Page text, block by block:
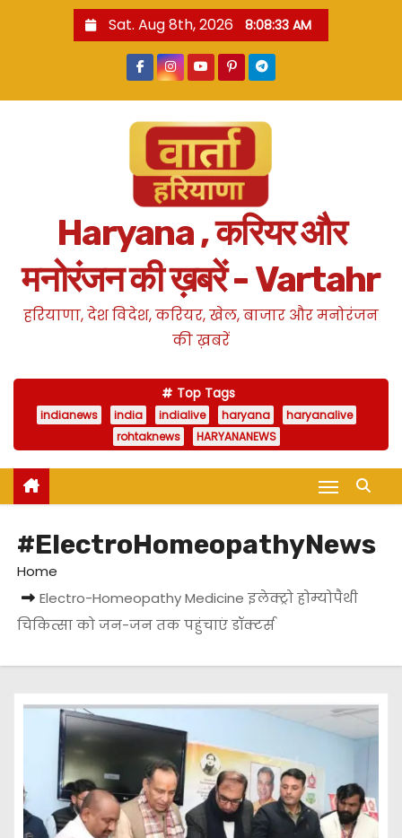
Sat. Aug 8th, 2026 8:08:34 AM
Haryana , करियर और
मनोरंजन की ख़बरें - Vartahr
हरियाणा, देश विदेश, करियर, खेल, बाजार और मनोरंजन
की ख़बरें
Top Tags
indianews india indialive haryana
haryanalive
rohtaknews
HARYANANEWS
#ElectroHomeopathyNews
Home
Electro-Homeopathy Medicine इलेक्ट्रो होम्योपैथी
चिकित्सा को जन-जन तक पहुंचाएं डॉक्टर्स